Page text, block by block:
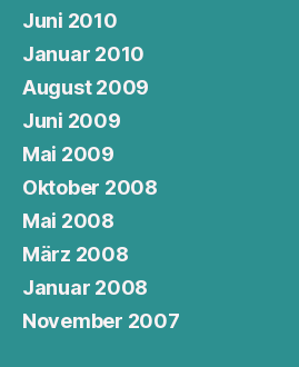
Juni 2010
Januar 2010
August 2009
Juni 2009
Mai 2009
Oktober 2008
Mai 2008
März 2008
Januar 2008
November 2007